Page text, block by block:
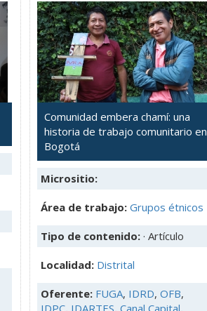
Comunidad embera chamí: una
historia de trabajo comunitario en
Bogotá
Micrositio:
Área de trabajo: Grupos étnicos
Tipo de contenido: · Artículo
Localidad: Distrital
Oferente: FUGA, IDRD, OFB,
IDPC, IDARTES, Canal Capital,